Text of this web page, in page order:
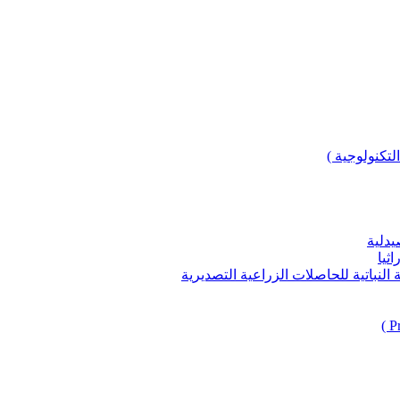
)
للحاصلات الزراعية التصديرية